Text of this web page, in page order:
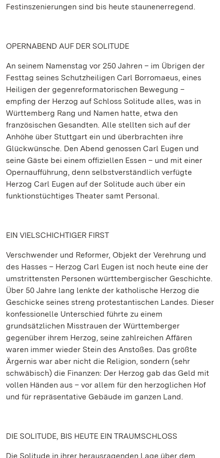
Festinszenierungen sind bis heute staunenerregend.
OPERNABEND AUF DER SOLITUDE
An seinem Namenstag vor 250 Jahren – im Übrigen der
Festtag seines Schutzheiligen Carl Borromaeus, eines
Heiligen der gegenreformatorischen Bewegung –
empfing der Herzog auf Schloss Solitude alles, was in
Württemberg Rang und Namen hatte, etwa den
französischen Gesandten. Alle stellten sich auf der
Anhöhe über Stuttgart ein und überbrachten ihre
Glückwünsche. Den Abend genossen Carl Eugen und
seine Gäste bei einem offiziellen Essen – und mit einer
Opernaufführung, denn selbstverständlich verfügte
Herzog Carl Eugen auf der Solitude auch über ein
funktionstüchtiges Theater samt Personal.
EIN VIELSCHICHTIGER FIRST
Verschwender und Reformer, Objekt der Verehrung und
des Hasses – Herzog Carl Eugen ist noch heute eine der
umstrittensten Personen württembergischer Geschichte.
Über 50 Jahre lang lenkte der katholische Herzog die
Geschicke seines streng protestantischen Landes. Dieser
konfessionelle Unterschied führte zu einem
grundsätzlichen Misstrauen der Württemberger
gegenüber ihrem Herzog, seine zahlreichen Affären
waren immer wieder Stein des Anstoßes. Das größte
Ärgernis war aber nicht die Religion, sondern (sehr
schwäbisch) die Finanzen: Der Herzog gab das Geld mit
vollen Händen aus – vor allem für den herzoglichen Hof
und für repräsentative Gebäude im ganzen Land.
DIE SOLITUDE, BIS HEUTE EIN TRAUMSCHLOSS
Die Solitude in ihrer herausragenden Lage über dem